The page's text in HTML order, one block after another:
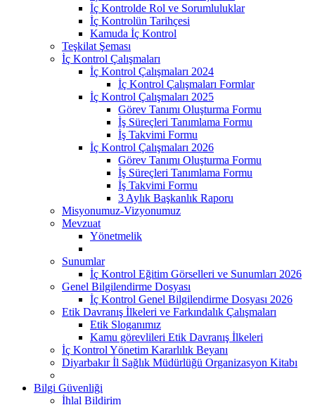
İç Kontrolde Rol ve Sorumluluklar
İç Kontrolün Tarihçesi
Kamuda İç Kontrol
Teşkilat Şeması
İç Kontrol Çalışmaları
İç Kontrol Çalışmaları 2024
İç Kontrol Çalışmaları Formlar
İç Kontrol Çalışmaları 2025
Görev Tanımı Oluşturma Formu
İş Süreçleri Tanımlama Formu
İş Takvimi Formu
İç Kontrol Çalışmaları 2026
Görev Tanımı Oluşturma Formu
İş Süreçleri Tanımlama Formu
İş Takvimi Formu
3 Aylık Başkanlık Raporu
Misyonumuz-Vizyonumuz
Mevzuat
Yönetmelik
Sunumlar
İç Kontrol Eğitim Görselleri ve Sunumları 2026
Genel Bilgilendirme Dosyası
İç Kontrol Genel Bilgilendirme Dosyası 2026
Etik Davranış İlkeleri ve Farkındalık Çalışmaları
Etik Sloganımız
Kamu görevlileri Etik Davranış İlkeleri
İç Kontrol Yönetim Kararlılık Beyanı
Diyarbakır İl Sağlık Müdürlüğü Organizasyon Kitabı
Bilgi Güvenliği
İhlal Bildirim